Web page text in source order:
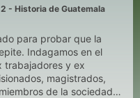
2 - Historia de Guatemala
para probar que la
Indagamos en el
trabajadores y ex
magistrados,
de la sociedad